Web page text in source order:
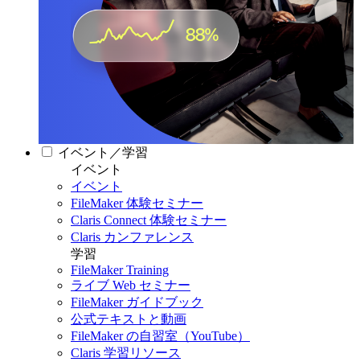
イベント／学習
イベント
イベント
FileMaker 体験セミナー
Claris Connect 体験セミナー
Claris カンファレンス
学習
FileMaker Training
ライブ Web セミナー
FileMaker ガイドブック
公式テキストと動画
FileMaker の自習室（YouTube）
Claris 学習リソース